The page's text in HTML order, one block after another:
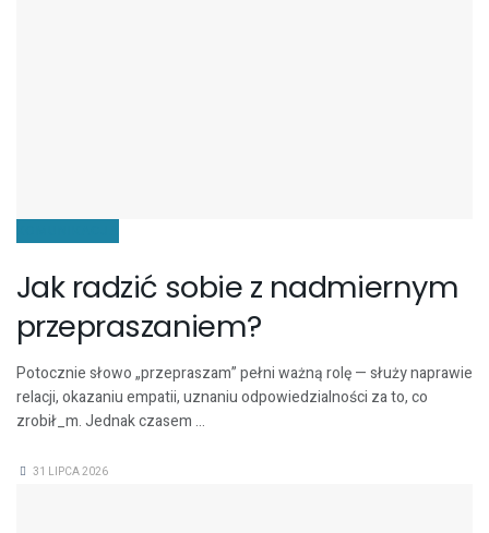
Jak radzić sobie z nadmiernym
przepraszaniem?
Potocznie słowo „przepraszam” pełni ważną rolę — służy naprawie
relacji, okazaniu empatii, uznaniu odpowiedzialności za to, co
zrobił_m. Jednak czasem ...
31 LIPCA 2026